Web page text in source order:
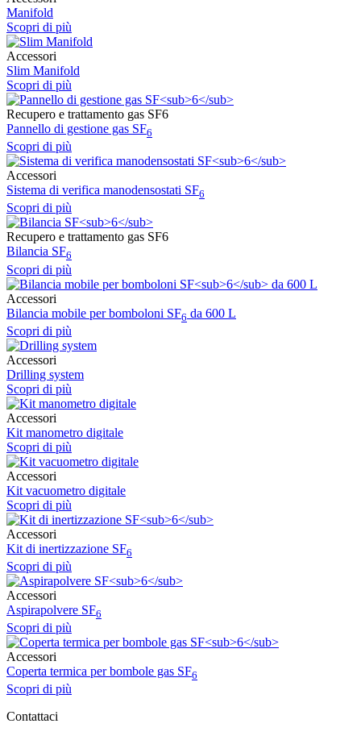
Manifold
Scopri di più
Accessori
Slim Manifold
Scopri di più
Recupero e trattamento gas SF6
Pannello di gestione gas SF6
Scopri di più
Accessori
Sistema di verifica manodensostati SF6
Scopri di più
Recupero e trattamento gas SF6
Bilancia SF6
Scopri di più
Accessori
Bilancia mobile per bomboloni SF6 da 600 L
Scopri di più
Accessori
Drilling system
Scopri di più
Accessori
Kit manometro digitale
Scopri di più
Accessori
Kit vacuometro digitale
Scopri di più
Accessori
Kit di inertizzazione SF6
Scopri di più
Accessori
Aspirapolvere SF6
Scopri di più
Accessori
Coperta termica per bombole gas SF6
Scopri di più
Contattaci